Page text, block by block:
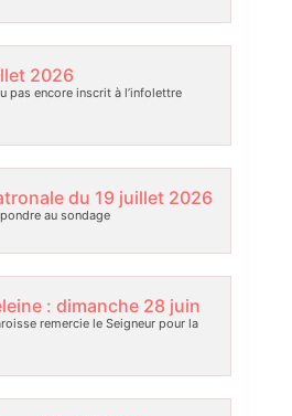
2026
pas encore inscrit à l’infolettre
du 19 juillet 2026
au sondage
: dimanche 28 juin
remercie le Seigneur pour la